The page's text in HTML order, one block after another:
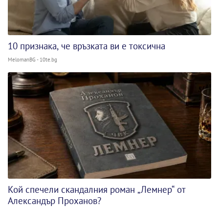
10 признака, че връзката ви е токсична
MelomanBG - 10te.bg
Кой спечели скандалния роман „Лемнер“ от
Александър Проханов?